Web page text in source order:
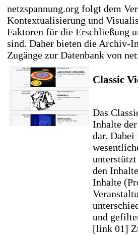
netzspannung.org folgt dem
Kontextualisierung und
Faktoren für die Erschließung
sind. Daher bieten die Archiv-
Zugänge zur Datenbank von
Classic
Das
Inhalte
dar.
den
Inhalte
und
[link 01]